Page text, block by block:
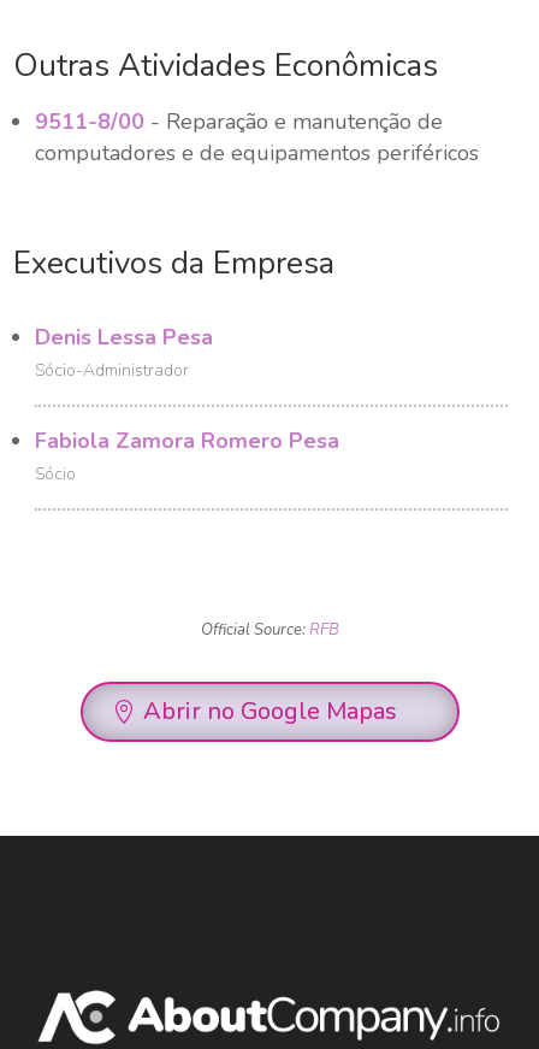
Outras Atividades Econômicas
9511-8/00 - Reparação e manutenção de
computadores e de equipamentos periféricos
Executivos da Empresa
Denis Lessa Pesa
Sócio-Administrador
Fabiola Zamora Romero Pesa
Sócio
Official Source:RFB
Abrir no Google Mapas